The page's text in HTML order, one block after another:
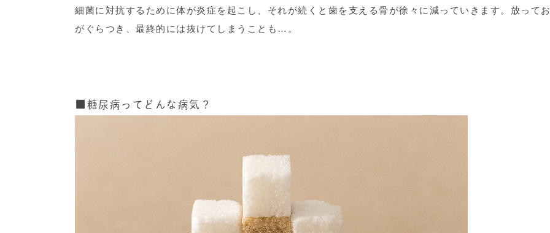
細菌に対抗するために体が炎症を起こし、それが続くと歯を支える骨が徐々に減っていきます。放って
がぐらつき、最終的には抜けてしまうことも…。
糖尿病ってどんな病気？